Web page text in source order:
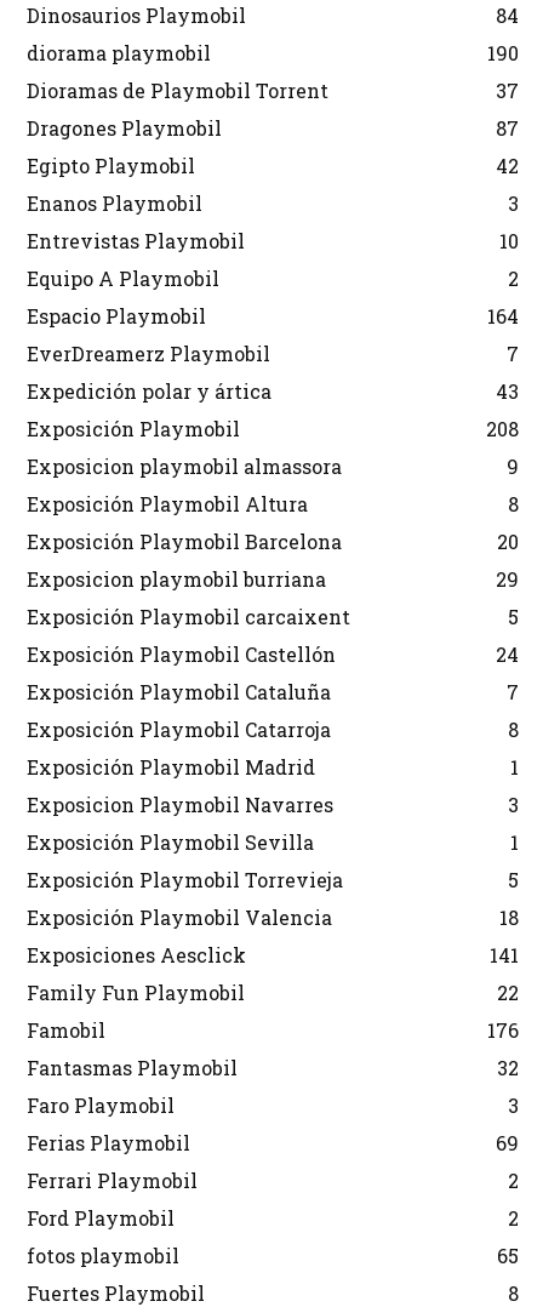
Dinosaurios Playmobil
84
diorama playmobil
190
Dioramas de Playmobil Torrent
37
Dragones Playmobil
87
Egipto Playmobil
42
Enanos Playmobil
3
Entrevistas Playmobil
10
Equipo A Playmobil
2
Espacio Playmobil
164
EverDreamerz Playmobil
7
Expedición polar y ártica
43
Exposición Playmobil
208
Exposicion playmobil almassora
9
Exposición Playmobil Altura
8
Exposición Playmobil Barcelona
20
Exposicion playmobil burriana
29
Exposición Playmobil carcaixent
5
Exposición Playmobil Castellón
24
Exposición Playmobil Cataluña
7
Exposición Playmobil Catarroja
8
Exposición Playmobil Madrid
1
Exposicion Playmobil Navarres
3
Exposición Playmobil Sevilla
1
Exposición Playmobil Torrevieja
5
Exposición Playmobil Valencia
18
Exposiciones Aesclick
141
Family Fun Playmobil
22
Famobil
176
Fantasmas Playmobil
32
Faro Playmobil
3
Ferias Playmobil
69
Ferrari Playmobil
2
Ford Playmobil
2
fotos playmobil
65
Fuertes Playmobil
8